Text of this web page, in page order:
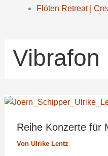
Flöten Retreat |
Vibrafon
Reihe Konzerte für
Von Ulrike Lentz